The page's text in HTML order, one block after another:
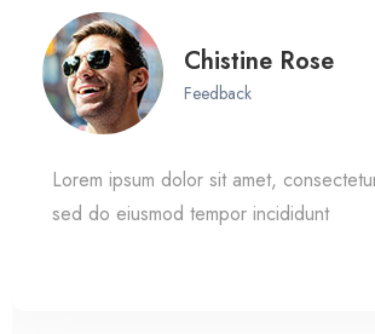
Mike Hardson
Author
Lorem ipsum dolor sit amet,
sed do eiusmod tempor incididunt